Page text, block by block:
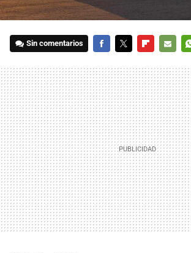
Sin comentarios
MAIL